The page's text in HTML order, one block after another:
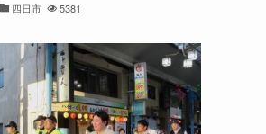
四日市 5381